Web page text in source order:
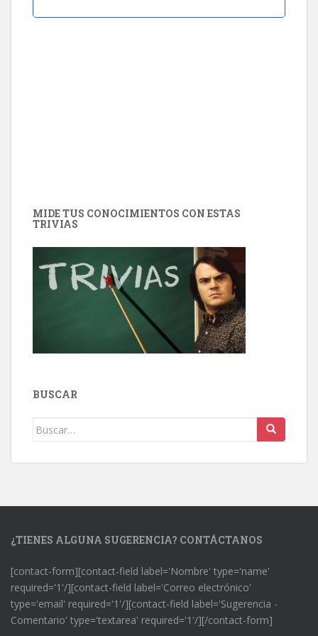
MIDE TUS CONOCIMIENTOS CON ESTAS
TRIVIAS
BUSCAR
Buscar:
¿TIENES ALGUNA SUGERENCIA? CONTÁCTANOS
[contact-form][contact-field label='Nombre' type='name'
required='1'/][contact-field label='Correo electrónico'
type='email' required='1'/][contact-field label='Sugerencia -
Comentario' type='textarea' required='1'/][/contact-form]